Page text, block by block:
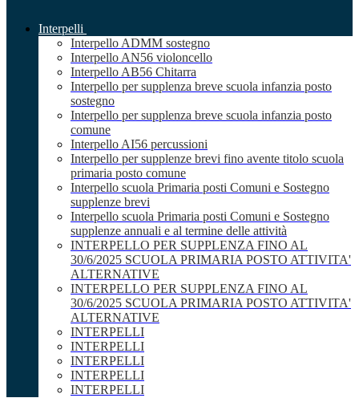
Interpelli
Interpello ADMM sostegno
Interpello AN56 violoncello
Interpello AB56 Chitarra
Interpello per supplenza breve scuola infanzia posto
sostegno
Interpello per supplenza breve scuola infanzia posto
comune
Interpello AI56 percussioni
Interpello per supplenze brevi fino avente titolo scuola
primaria posto comune
Interpello scuola Primaria posti Comuni e Sostegno
supplenze brevi
Interpello scuola Primaria posti Comuni e Sostegno
supplenze annuali e al termine delle attività
INTERPELLO PER SUPPLENZA FINO AL
30/6/2025 SCUOLA PRIMARIA POSTO ATTIVITA'
ALTERNATIVE
INTERPELLO PER SUPPLENZA FINO AL
30/6/2025 SCUOLA PRIMARIA POSTO ATTIVITA'
ALTERNATIVE
INTERPELLI
INTERPELLI
INTERPELLI
INTERPELLI
INTERPELLI